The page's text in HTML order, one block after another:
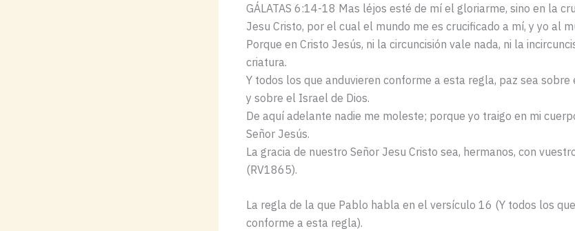
GÁLATAS 6:14-18 Mas léjos esté de mí el gloriarme, sino en la
Jesu Cristo, por el cual el mundo me es crucificado a mí, y yo al
Porque en Cristo Jesús, ni la circuncisión vale nada, ni la
criatura.
Y todos los que anduvieren conforme a esta regla, paz sea sobre
y sobre el Israel de Dios.
De aquí adelante nadie me moleste; porque yo traigo en mi
Señor Jesús.
La gracia de nuestro Señor Jesu Cristo sea, hermanos, con
(RV1865).
La regla de la que Pablo habla en el versículo 16 (Y todos los
conforme a esta regla).